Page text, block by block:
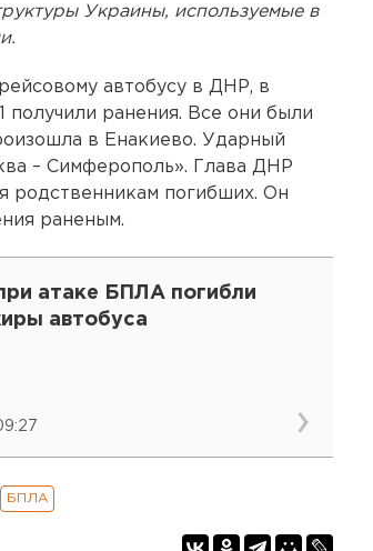
Украины, используемые в
автобусу в ДНР, в
получили ранения. Все они были
в Енакиево. Ударный
– Симферополь». Глава ДНР
родственникам погибших. Он
раненым.
атаке БПЛА погибли
автобуса
БПЛА